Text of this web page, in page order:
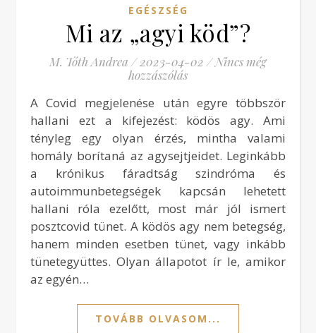
EGÉSZSÉG
Mi az „agyi köd”?
M. Tóth Andrea / 2023-04-02 / Nincs még
hozzászólás
A Covid megjelenése után egyre többször
hallani ezt a kifejezést: ködös agy. Ami
tényleg egy olyan érzés, mintha valami
homály borítaná az agysejtjeidet. Leginkább
a krónikus fáradtság szindróma és
autoimmunbetegségek kapcsán lehetett
hallani róla ezelőtt, most már jól ismert
posztcovid tünet. A ködös agy nem betegség,
hanem minden esetben tünet, vagy inkább
tünetegyüttes. Olyan állapotot ír le, amikor
az egyén…
TOVÁBB OLVASOM...